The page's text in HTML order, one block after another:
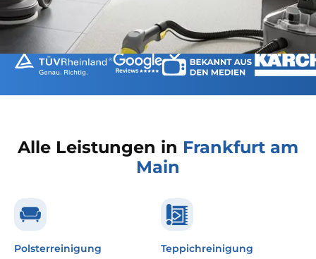
Alle Leistungen in Frankfurt am
Main
Polsterreinigung Teppichreinigung